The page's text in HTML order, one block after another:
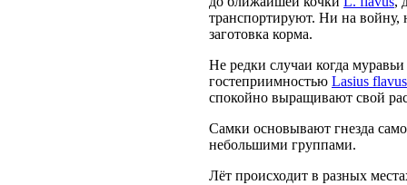
транспортируют. Ни на войну,
заготовка корма.
Не редки случаи когда
гостеприимностью Lasius flavus
спокойно выращивают свой
Самки основывают гнезда
небольшими группами.
Лёт происходит в разных